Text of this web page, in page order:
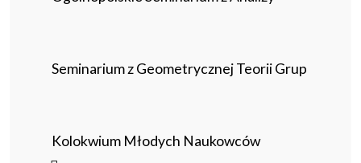
Seminarium z Geometrycznej Teorii Grup
Kolokwium Młodych Naukowców